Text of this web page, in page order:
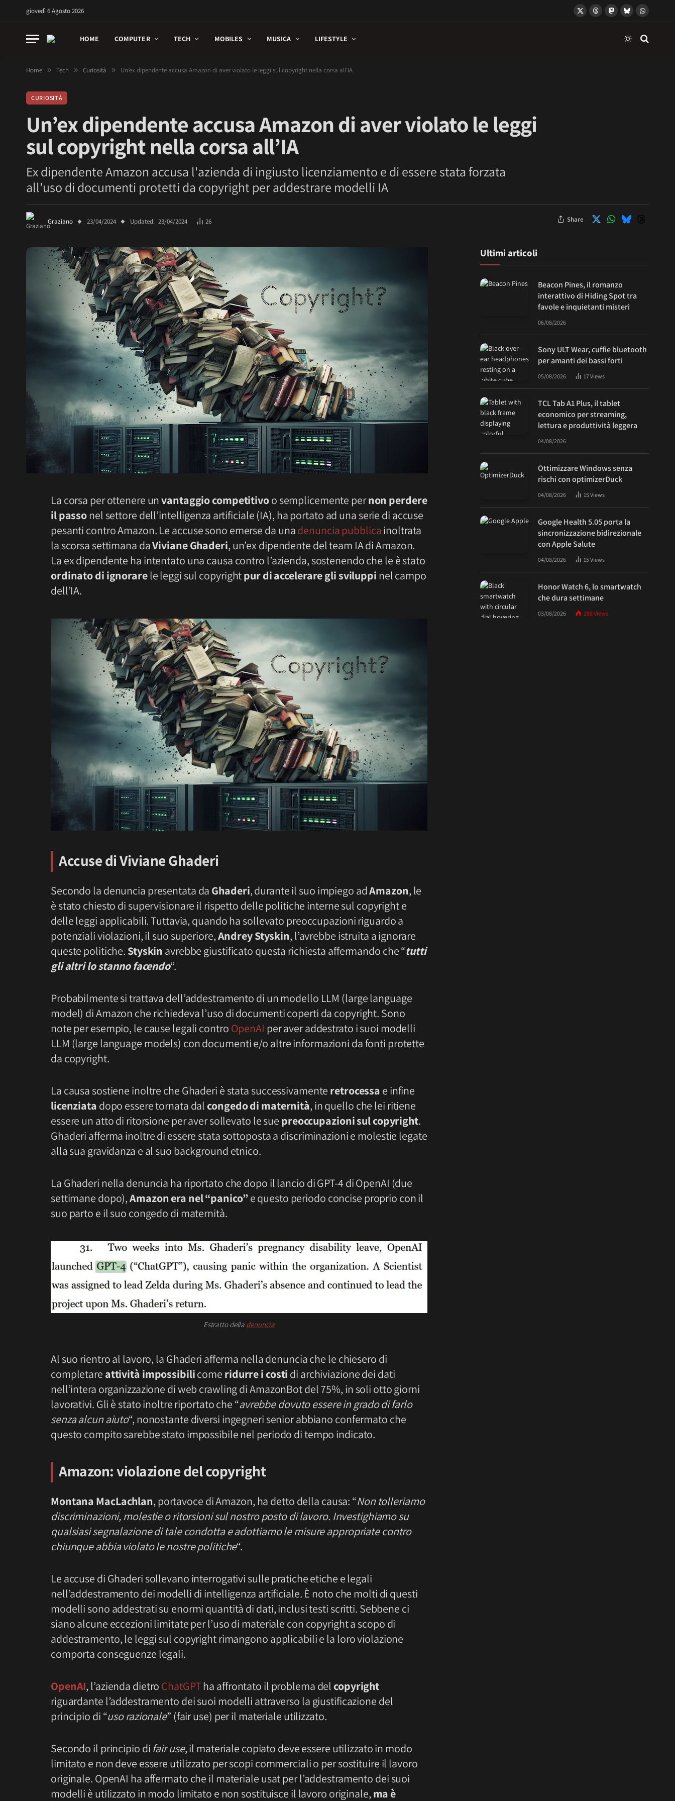
giovedì 6 Agosto 2026
X
ThreadsMastodon
BlueskyWhatsApp
HOME COMPUTER TECH MOBILES MUSICA LIFESTYLE
Home » Tech » Curiosità » Un’ex dipendente accusa Amazon di aver violato le leggi sul copyright nella corsa all’IA
CURIOSITÀ
Un’ex dipendente accusa Amazon di aver violato le leggi
sul copyright nella corsa all’IA
Ex dipendente Amazon accusa l'azienda di ingiusto licenziamento e di essere stata forzata
all'uso di documenti protetti da copyright per addestrare modelli IA
Graziano 23/04/2024 Updated: 23/04/2024 26 Share
La corsa per ottenere unvantaggio competitivoo semplicemente pernon perdere
il passonel settore dell’intelligenza artificiale (IA), ha portato ad una serie di accuse
pesanti contro Amazon. Le accuse sono emerse da unadenuncia pubblicainoltrata
la scorsa settimana daViviane Ghaderi, un’ex dipendente del team IA di Amazon.
La ex dipendente ha intentato una causa contro l’azienda, sostenendo che le è stato
ordinato di ignorarele leggi sul copyrightpur di accelerare gli sviluppi nel campo
dell’IA.
Accuse diVivianeGhaderi
Secondo la denuncia presentata da Ghaderi, durante il suo impiego adAmazon, le
è stato chiesto di supervisionare il rispetto delle politiche interne sul copyright e
delle leggi applicabili. Tuttavia, quando ha sollevato preoccupazioni riguardo a
potenziali violazioni, il suo superiore,Andrey Styskin, l’avrebbe istruita a ignorare
queste politiche. Styskin avrebbe giustificato questa richiesta affermando che “tutti
gli altri lo stanno facendo“.
Probabilmente si trattava dell’addestramento di un modello LLM (large language
model) di Amazon che richiedeva l’uso di documenti coperti da copyright. Sono
note per esempio, le cause legali contro OpenAI per aver addestrato i suoi modelli
LLM (large language models) con documenti e/o altre informazioni da fonti protette
da copyright.
La causa sostiene inoltre che Ghaderi è stata successivamente retrocessa e infine
licenziata dopo essere tornata dalcongedo di maternità, in quello che lei ritiene
essere un atto di ritorsione per aver sollevato le sue preoccupazioni sul copyright.
Ghaderi afferma inoltre di essere stata sottoposta a discriminazioni e molestie legate
alla sua gravidanza e al suo background etnico.
La Ghaderi nella denuncia ha riportato che dopo il lancio di GPT-4 di OpenAI (due
settimane dopo),Amazon era nel “panico”e questo periodo concise proprio con il
suo parto e il suo congedo di maternità.
Estratto della denuncia
Al suo rientro al lavoro, la Ghaderi afferma nella denuncia che le chiesero di
completare attività impossibilicome ridurre i costi di archiviazione dei dati
nell’intera organizzazione di web crawling di AmazonBot del 75%, in soli otto giorni
lavorativi. Gli è stato inoltre riportato che “avrebbe dovuto essere in grado di farlo
senza alcun aiuto“, nonostante diversi ingegneri senior abbiano confermato che
questo compito sarebbe stato impossibile nel periodo di tempo indicato.
Amazon: violazione del copyright
Montana MacLachlan, portavoce di Amazon, ha detto della causa: “Non tolleriamo
discriminazioni, molestie o ritorsioni sul nostro posto di lavoro. Investighiamo su
qualsiasi segnalazione di tale condotta e adottiamo le misure appropriate contro
chiunque abbia violato le nostre politiche“.
Le accuse di Ghaderi sollevano interrogativi sulle pratiche etiche e legali
nell’addestramento dei modelli di intelligenza artificiale. È noto che molti di questi
modelli sono addestrati su enormi quantità di dati, inclusi testi scritti. Sebbene ci
siano alcune eccezioni limitate per l’uso di materiale con copyright a scopo di
addestramento, le leggi sul copyright rimangono applicabili e la loro violazione
comporta conseguenze legali.
OpenAI, l’azienda dietro ChatGPTha affrontato il problema delcopyright
riguardante l’addestramento dei suoi modelli attraverso la giustificazione del
principio di “uso razionale” (fair use) per il materiale utilizzato.
Secondo il principio di fair use, il materiale copiato deve essere utilizzato in modo
limitato e non deve essere utilizzato per scopi commerciali o per sostituire il lavoro
originale. OpenAI ha affermato che il materiale usat per l’addestramento dei suoi
modelli è utilizzato in modo limitato e non sostituisce il lavoro originale,ma è
Ultimi articoli
Beacon Pines, il romanzo
interattivo di Hiding Spot tra
favole e inquietanti misteri
06/08/2026
Sony ULT Wear, cuffie bluetooth
per amanti dei bassi forti
05/08/2026 17Views
TCL Tab A1 Plus, il tablet
economico per streaming,
lettura e produttività leggera
04/08/2026
Ottimizzare Windows senza
rischi con optimizerDuck
04/08/2026 15Views
Google Health 5.05 porta la
sincronizzazione bidirezionale
con Apple Salute
04/08/2026 15Views
Honor Watch 6, lo smartwatch
che dura settimane
03/08/2026 288Views